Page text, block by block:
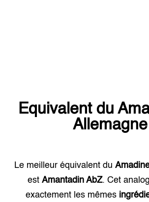
Equivalent du
Allemagne
Le meilleur équivalent du
est Amantadin AbZ. Cet
exactement les mêmes